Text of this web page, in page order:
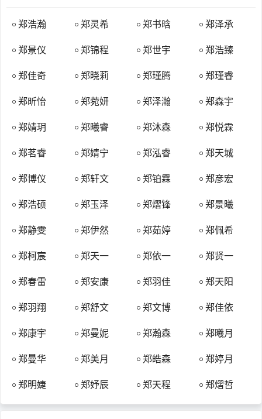
始形成。
平方公里人口达到4.5人以上。其次在浙江大部、福建北部、江西东
部、安徽中部、江苏中部、上海、吉林，每平方公里的人口达到2.7-
郑姓人口大约181万；0.9-2.7人/平方公里的地区占国土面积的46%，
人口的比例在1.5%以上，这部分高比例地区的覆盖面积约占了中国总
四川大部、贵州北部、陕西南部、内蒙古中部、陕甘宁北部、东北三
省，郑姓人口比例通常在0.5%-1.5%，其覆盖面积约占了中国总面积
了中国总面积的62.3%，其中人口比例在0.1%以下的部分占国土面积
的25%。
战国时期，秦国的秦襄王置洛阳县，因在洛水之阳而名，属于三
时辖地在今山东省高密市，治所在高密，辖境包括今山东胶州和
雍州郡
东汉时期置郡，治所在长安（今陕西西安），其时辖地在今陕西
郑浩瀚 郑灵希 郑书晗 郑泽承
郑景仪 郑锦程 郑世宇 郑浩臻
郑佳奇 郑晓莉 郑瑾腾 郑瑾睿
郑昕怡 郑菀妍 郑泽瀚 郑森宇
郑婧玥 郑曦睿 郑沐森 郑悦霖
郑茗睿 郑婧宁 郑泓睿 郑天城
郑博仪 郑轩文 郑铂霖 郑彦宏
郑浩硕 郑玉泽 郑熠锋 郑景曦
郑静雯 郑伊然 郑茹婷 郑佩希
郑柯宸 郑天一 郑依一 郑贤一
郑春雷 郑安康 郑羽佳 郑天阳
郑羽翔 郑舒文 郑文博 郑佳依
郑康宇 郑曼妮 郑瀚森 郑曦月
郑曼华 郑美月 郑皓森 郑婷月
郑明婕 郑妤辰 郑天程 郑熠哲